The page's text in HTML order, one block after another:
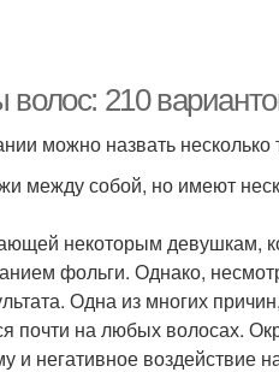
210
можно назвать несколько
между собой, но имеют
некоторым девушкам,
фольги. Однако,
Одна из многих
почти на любых волосах.
и негативное воздействие